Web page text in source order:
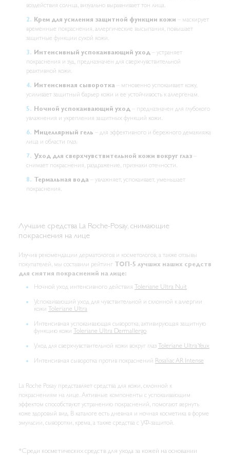
воздействия солнца, визуально выравнивает тон лица.
Крем для усиления защитной функции кожи – маскирует
временные покраснения, аллергические высыпания, повышает
защитные функции сухой кожи.
Интенсивный успокаивающий уход – устраняет
покраснения и зуд, предназначен для сверхчувствительной
реактивной кожи.
Интенсивная сыворотка – мгновенно успокаивает кожу,
усиливает защитный барьер кожи и ее устойчивость к аллергенам.
Ночной успокаивающий уход – предназначен для глубокого
увлажнения и укрепления защитных функций кожи.
Мицеллярный гель – для эффективного и бережного демакияжа
лица и области глаз.
Уход для сверхчувствительной кожи вокруг глаз
снимает покраснения, раздражение, признаки отечности.
Термальная вода – увлажняет, успокаивает, уменьшает
покраснения.
Лучшие средства La Roche-Posay, снимающие
покраснения на лице
Изучив рекомендации дерматологов и косметологов, а также отзывы
покупателей, мы составили рейтинг ТОП-5 лучших наших средств
для снятия покраснений на лице:
Ночной уход интенсивного действия Toleriane Ultra Nuit
Успокаивающий уход для чувствительной и склонной к аллергии
кожи Toleriane Ultra
Интенсивная успокаивающая сыворотка, активирующая защитную
функцию кожи Toleriane Ultra Dermallergo
Уход для сверхчувствительной кожи вокруг глаз Toleriane Ultra Yeux
Интенсивная сыворотка против покраснений Rosaliac AR Intense
La Roche Posay представляет средства для кожи, склонной к
покраснениям на лице. Активные компоненты с успокаивающим
эффектом способствуют устранению покраснений, помогают вернуть
коже здоровый вид. В каталоге есть дневная и ночная косметика в форме
эмульсии, сыворотки, крема, а также средства с УФ-защитой.
*Среди косметических средств для ухода за кожей на основании